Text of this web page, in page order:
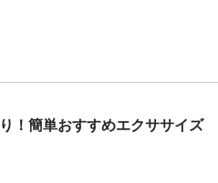
！簡単おすすめエクササイズ